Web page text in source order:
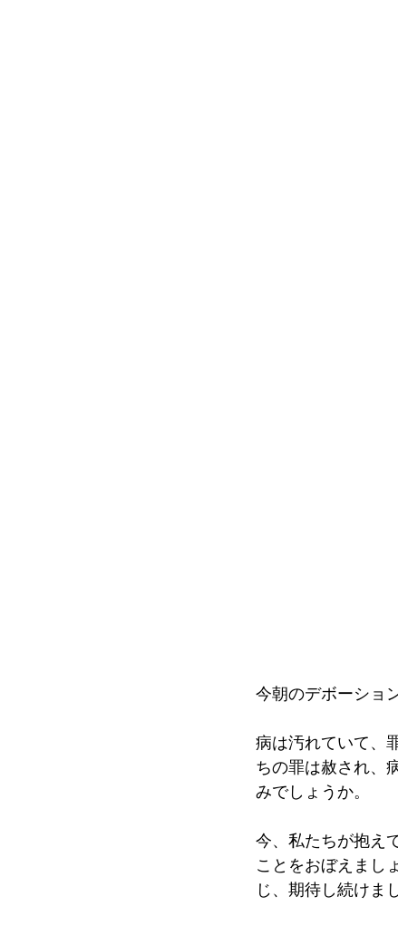
今朝のデボーショ
病は汚れていて、
ちの罪は赦され、
みでしょうか。
今、私たちが抱え
ことをおぼえまし
じ、期待し続けま